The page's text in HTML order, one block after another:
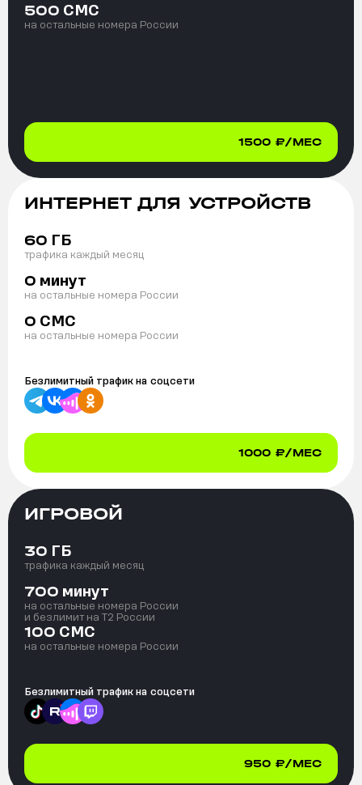
500 СМС
на остальные номера России
1500 ₽/МЕС
ИНТЕРНЕТ ДЛЯ УСТРОЙСТВ
60 ГБ
трафика каждый месяц
0 минут
на остальные номера России
0 СМС
на остальные номера России
Безлимитный трафик на соцсети
1000 ₽/МЕС
ИГРОВОЙ
30 ГБ
трафика каждый месяц
700 минут
на остальные номера России
и безлимит на T2 России
100 СМС
на остальные номера России
Безлимитный трафик на соцсети
950 ₽/МЕС